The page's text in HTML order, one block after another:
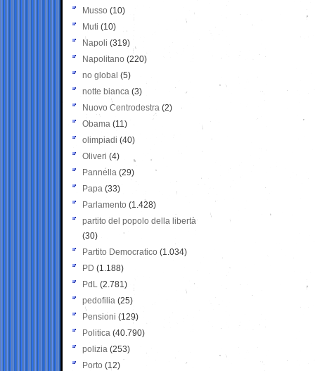
Musso (10)
Muti (10)
Napoli (319)
Napolitano (220)
no global (5)
notte bianca (3)
Nuovo Centrodestra (2)
Obama (11)
olimpiadi (40)
Oliveri (4)
Pannella (29)
Papa (33)
Parlamento (1.428)
partito del popolo della libertà
(30)
Partito Democratico (1.034)
PD (1.188)
PdL (2.781)
pedofilia (25)
Pensioni (129)
Politica (40.790)
polizia (253)
Porto (12)